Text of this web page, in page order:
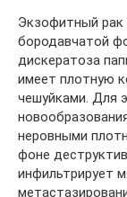
Экзофитный рак
бородавчатой
дискератоза
имеет плотную
чешуйками. Для
неровными
фоне
инфильтрирует